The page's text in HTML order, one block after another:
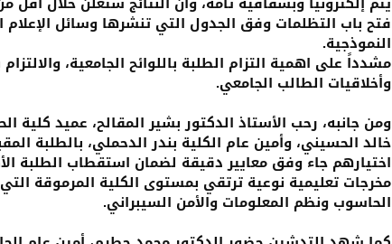
فتح باب التظلمات وفق الجدول التي تنشرها وسائل الإعلام
النموذجية.
مشدداً على اهمية التزام الطلبة باللوائح الجامعية،
وأخلاقيات الطالب الجامعي.
ومن جانبه، رحب الأستاذ الدكتور بشير المقالح، عميد كلية
خالد الحسيني، وأمين عام الكلية بندر الدحملي، بالطلبة
اختيارهم جاء وفق معايير دقيقة لضمان استقطاب الطلبة
مخرجات تعليمية نوعية ترتقي بمستوى الكلية المرموقة
الحاسوب ونظم المعلومات والأمن السيبراني.